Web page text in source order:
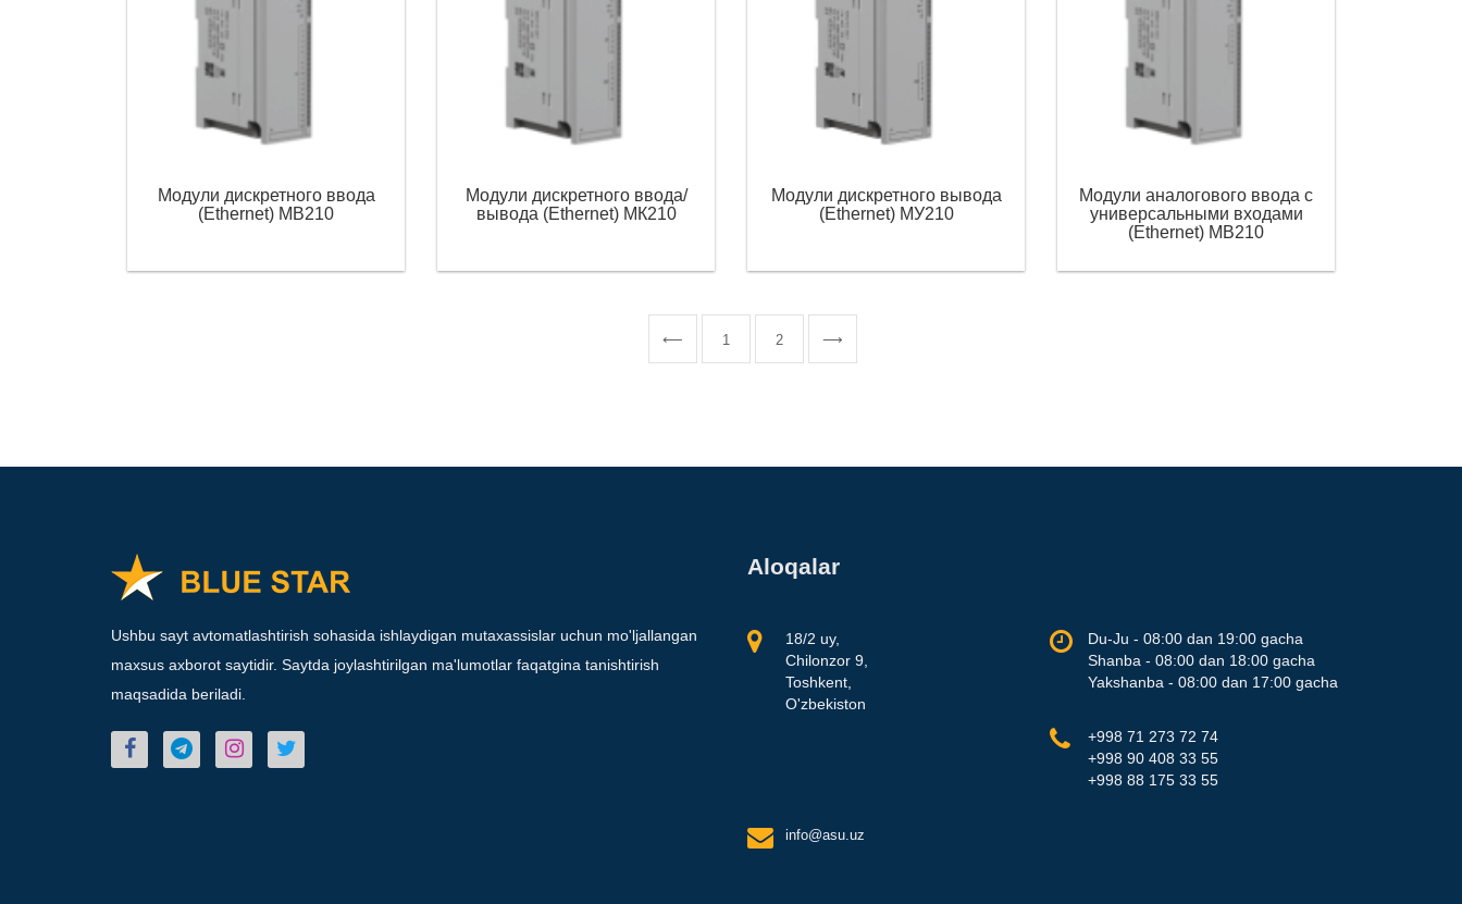
Модули дискретного ввода
(Ethernet) МВ210
Модули дискретного ввода/
вывода (Ethernet) МК210
Модули дискретного вывода
(Ethernet) МУ210
Модули аналогового ввода с
универсальными входами
(Ethernet) МВ210
⟵ 1 2 ⟶
Ushbu sayt avtomatlashtirish sohasida ishlaydigan mutaxassislar uchun mo'ljallangan
maxsus axborot saytidir. Saytda joylashtirilgan ma'lumotlar faqatgina tanishtirish
maqsadida beriladi.
Aloqalar
18/2 uy,
Chilonzor 9,
Toshkent,
O'zbekiston
Du-Ju - 08:00 dan 19:00 gacha
Shanba - 08:00 dan 18:00 gacha
Yakshanba - 08:00 dan 17:00 gacha
+998 71 273 72 74
+998 90 408 33 55
+998 88 175 33 55
info@asu.uz